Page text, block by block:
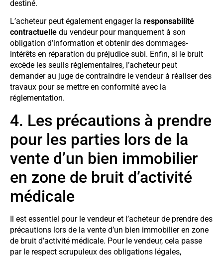
destiné.
L’acheteur peut également engager la responsabilité
contractuelle du vendeur pour manquement à son
obligation d’information et obtenir des dommages-
intérêts en réparation du préjudice subi. Enfin, si le bruit
excède les seuils réglementaires, l’acheteur peut
demander au juge de contraindre le vendeur à réaliser des
travaux pour se mettre en conformité avec la
réglementation.
4. Les précautions à prendre
pour les parties lors de la
vente d’un bien immobilier
en zone de bruit d’activité
médicale
Il est essentiel pour le vendeur et l’acheteur de prendre des
précautions lors de la vente d’un bien immobilier en zone
de bruit d’activité médicale. Pour le vendeur, cela passe
par le respect scrupuleux des obligations légales,